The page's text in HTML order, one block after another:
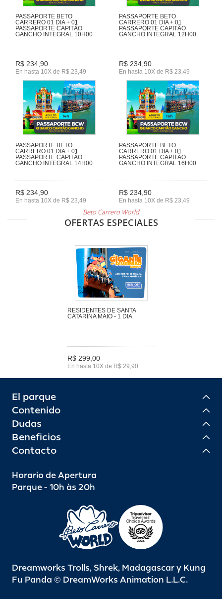
PASSAPORTE BETO
CARRERO 01 DIA + 01
PASSAPORTE CAPITÃO
GANCHO INTEGRAL 10H00
R$ 234,90
En hasta 10X de R$ 23,49
PASSAPORTE BETO
CARRERO 01 DIA + 01
PASSAPORTE CAPITÃO
GANCHO INTEGRAL 12H00
R$ 234,90
En hasta 10X de R$ 23,49
PASSAPORTE BETO
CARRERO 01 DIA + 01
PASSAPORTE CAPITÃO
GANCHO INTEGRAL 14H00
R$ 234,90
En hasta 10X de R$ 23,49
PASSAPORTE BETO
CARRERO 01 DIA + 01
PASSAPORTE CAPITÃO
GANCHO INTEGRAL 16H00
R$ 234,90
En hasta 10X de R$ 23,49
Beto Carrero World
OFERTAS ESPECIALES
RESIDENTES DE SANTA
CATARINA MAIO - 1 DIA
R$ 299,00
En hasta 10X de R$ 29,90
El parque
Contenido
Dudas
Beneficios
Contacto
Horario de Apertura
Parque - 10h às 20h
Dreamworks Trolls, Shrek, Madagascar y Kung
Fu Panda © DreamWorks Animation L.L.C.